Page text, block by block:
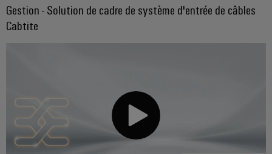
Gestion - Solution de cadre de système d'entrée de câbles
Cabtite